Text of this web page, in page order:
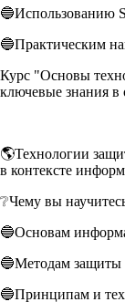
🔵Использованию
🔵Практическим
Курс "Основы
ключевые знания в
🌎Технологии
в контексте
❔Чему вы
🔵Основам
🔵Методам защиты
🔵Принципам и